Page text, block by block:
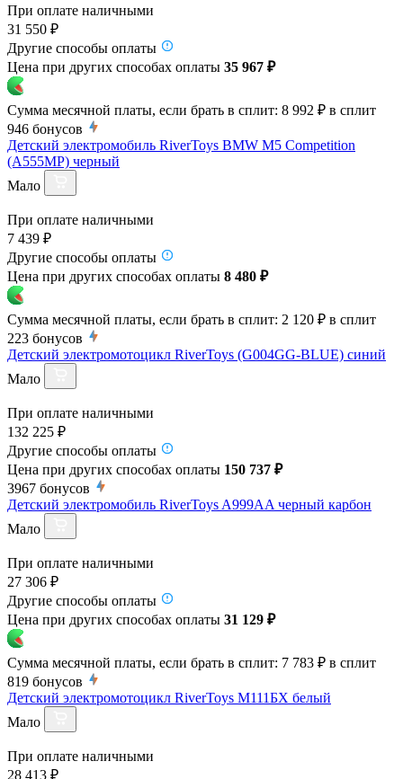
При оплате наличными
31 550 ₽
Другие способы оплаты
Цена при других способах оплаты 35 967 ₽
Сумма месячной платы, если брать в сплит: 8 992 ₽ в сплит
946 бонусов
Детский электромобиль RiverToys BMW M5 Competition
(A555MP) черный
Мало
При оплате наличными
7 439 ₽
Другие способы оплаты
Цена при других способах оплаты 8 480 ₽
Сумма месячной платы, если брать в сплит: 2 120 ₽ в сплит
223 бонусов
Детский электромотоцикл RiverToys (G004GG-BLUE) синий
Мало
При оплате наличными
132 225 ₽
Другие способы оплаты
Цена при других способах оплаты 150 737 ₽
3967 бонусов
Детский электромобиль RiverToys A999AA черный карбон
Мало
При оплате наличными
27 306 ₽
Другие способы оплаты
Цена при других способах оплаты 31 129 ₽
Сумма месячной платы, если брать в сплит: 7 783 ₽ в сплит
819 бонусов
Детский электромотоцикл RiverToys М111БХ белый
Мало
При оплате наличными
28 413 ₽